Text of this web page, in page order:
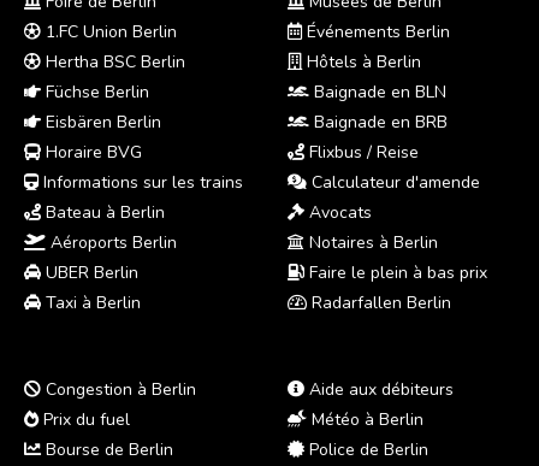
1.FC Union Berlin
Hertha BSC Berlin
Füchse Berlin
Eisbären Berlin
Horaire BVG
Informations sur les trains
Bateau à Berlin
Aéroports Berlin
UBER Berlin
Taxi à Berlin
Événements Berlin
Hôtels à Berlin
Baignade en BLN
Baignade en BRB
Flixbus / Reise
Calculateur d'amende
Avocats
Notaires à Berlin
Faire le plein à bas prix
Radarfallen Berlin
Congestion à Berlin
Prix du fuel
Bourse de Berlin
Aide aux débiteurs
Météo à Berlin
Police de Berlin